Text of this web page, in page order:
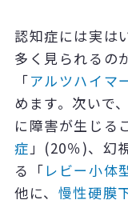
認知症には実は
多く見られるの
「アルツハイマ
めます。次いで、
に障害が生じる
症」(20％)、幻
る「レビー小体
他に、 慢性硬膜